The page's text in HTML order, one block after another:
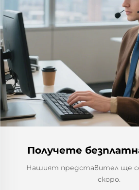
Получете
Нашият представител ще
скоро.